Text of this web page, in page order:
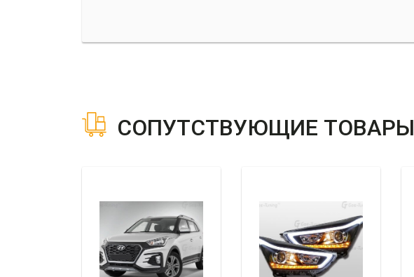
СОПУТСТВУЮЩИЕ ТОВАРЫ